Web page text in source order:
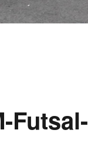
Futsal-